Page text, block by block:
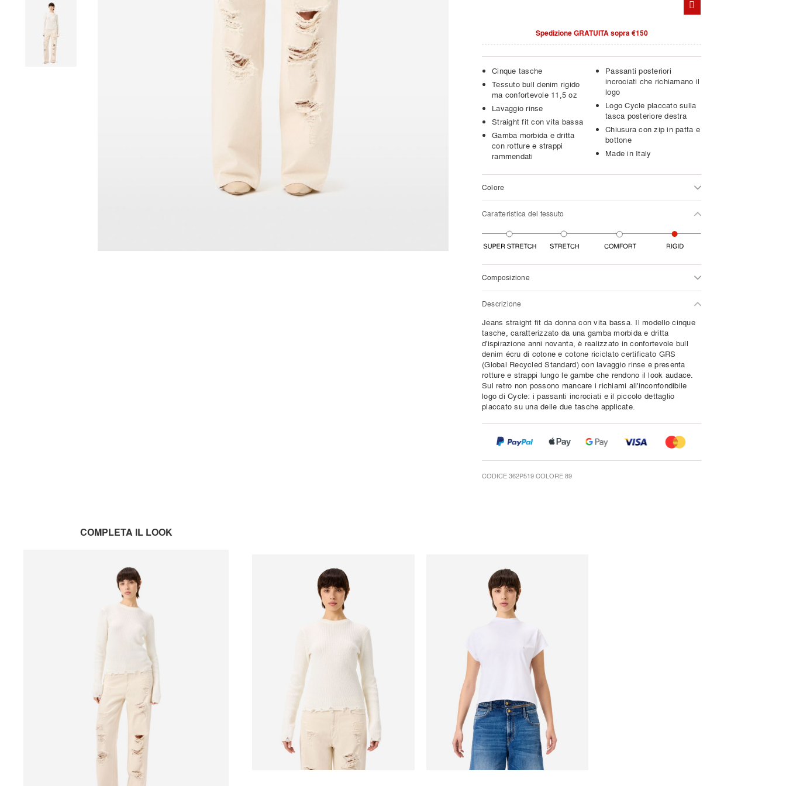
Spedizione GRATUITA sopra €150
Cinque tasche
Tessuto bull denim rigido
ma confortevole 11,5 oz
Lavaggio rinse
Straight fit con vita bassa
Gamba morbida e dritta
con rotture e strappi
rammendati
Passanti posteriori
incrociati che richiamano il
logo
Logo Cycle placcato sulla
tasca posteriore destra
Chiusura con zip in patta e
bottone
Made in Italy
Colore
Caratteristica del tessuto
Composizione
Descrizione
Jeans straight fit da donna con vita bassa. Il modello cinque
tasche, caratterizzato da una gamba morbida e dritta
d'ispirazione anni novanta, è realizzato in confortevole bull
denim écru di cotone e cotone riciclato certificato GRS
(Global Recycled Standard) con lavaggio rinse e presenta
rotture e strappi lungo le gambe che rendono il look audace.
Sul retro non possono mancare i richiami all'inconfondibile
logo di Cycle: i passanti incrociati e il piccolo dettaglio
placcato su una delle due tasche applicate.
CODICE 362P519 COLORE 89
COMPLETA IL LOOK